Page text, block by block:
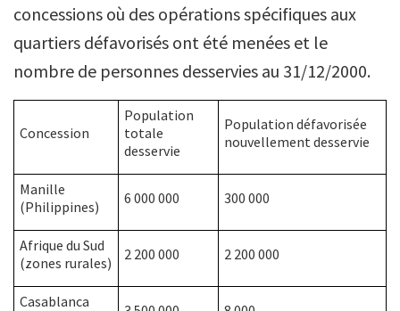
concessions où des opérations spécifiques aux
quartiers défavorisés ont été menées et le
nombre de personnes desservies au 31/12/2000.
Concession
Population
totale
desservie
Population défavorisée
nouvellement desservie
Manille
(Philippines)
6 000 000 300 000
Afrique du Sud
(zones rurales)
2 200 000 2 200 000
Casablanca